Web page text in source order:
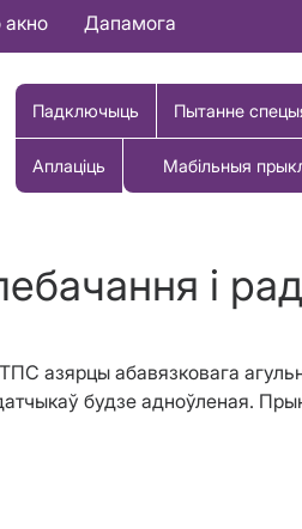
Дапамога
Падключыць Пытанне
Аплаціць Мабільныя
і
азярцы абавязковага
будзе адноўленая.